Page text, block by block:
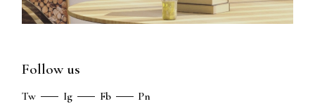
Follow us
Tw Ig Fb Pn